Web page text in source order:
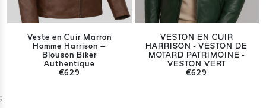
Veste en Cuir Marron
Homme Harrison –
Blouson Biker
Authentique
€629
VESTON EN CUIR
HARRISON - VESTON DE
MOTARD PATRIMOINE -
VESTON VERT
€629
;